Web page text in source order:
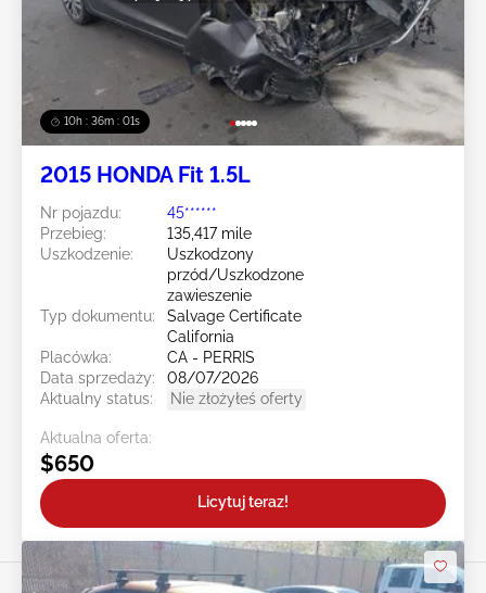
10h : 35m : 59s
2015 HONDA Fit 1.5L
Nr pojazdu:
45******
Przebieg:
135,417 mile
Uszkodzenie:
Uszkodzony
przód/Uszkodzone
zawieszenie
Typ dokumentu:
Salvage Certificate
California
Placówka:
CA - PERRIS
Data sprzedaży:
08/07/2026
Aktualny status:
Nie złożyłeś oferty
Aktualna oferta:
$650
Licytuj teraz!